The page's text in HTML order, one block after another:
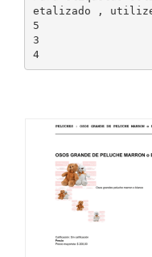
etalizado , utilize
5
3
4